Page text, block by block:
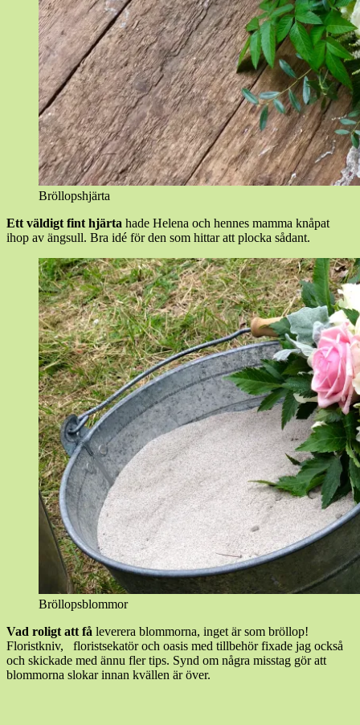
Bröllopshjärta
Ett väldigt fint hjärta hade Helena och hennes mamma knåpat
ihop av ängsull. Bra idé för den som hittar att plocka sådant.
Bröllopsblommor
Vad roligt att få leverera blommorna, inget är som bröllop!
Floristkniv, floristsekatör och oasis med tillbehör fixade jag också
och skickade med ännu fler tips. Synd om några misstag gör att
blommorna slokar innan kvällen är över.